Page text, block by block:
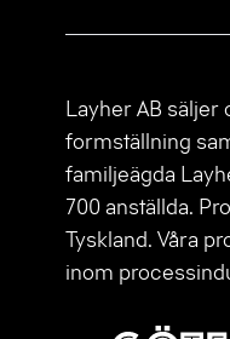
Layher AB
formställning
familjeägda
700 anställda.
Tyskland. Våra
inom